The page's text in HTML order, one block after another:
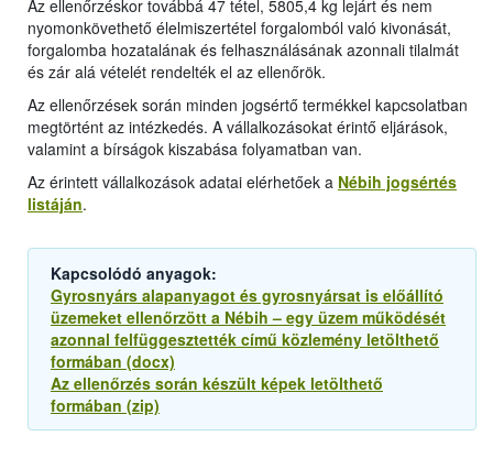
Az ellenőrzéskor továbbá 47 tétel, 5805,4 kg lejárt és nem
nyomonkövethető élelmiszertétel forgalomból való kivonását,
forgalomba hozatalának és felhasználásának azonnali tilalmát
és zár alá vételét rendelték el az ellenőrök.
Az ellenőrzések során minden jogsértő termékkel kapcsolatban
megtörtént az intézkedés. A vállalkozásokat érintő eljárások,
valamint a bírságok kiszabása folyamatban van.
Az érintett vállalkozások adatai elérhetőek a Nébih jogsértés
listáján.
Kapcsolódó anyagok:
Gyrosnyárs alapanyagot és gyrosnyársat is előállító
üzemeket ellenőrzött a Nébih – egy üzem működését
azonnal felfüggesztették című közlemény letölthető
formában (docx)
Az ellenőrzés során készült képek letölthető
formában (zip)